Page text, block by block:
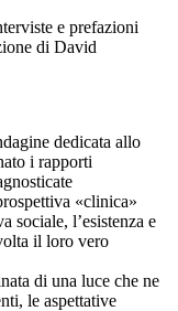
e prefazioni
di David
dedicata allo
i rapporti
«clinica»
sociale, l’esistenza e
il loro vero
di una luce che ne
le aspettative